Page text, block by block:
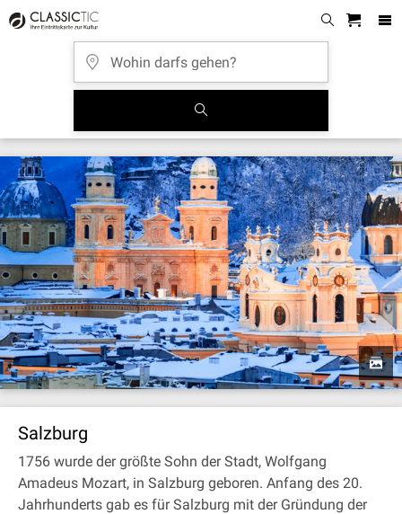
Salzburg
1756 wurde der größte Sohn der Stadt, Wolfgang
Amadeus Mozart, in Salzburg geboren. Anfang des 20.
Jahrhunderts gab es für Salzburg mit der Gründung der